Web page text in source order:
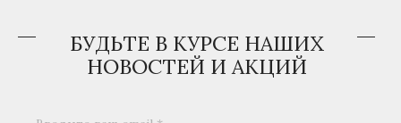
БУДЬТЕ В КУРСЕ НАШИХ
НОВОСТЕЙ И АКЦИЙ